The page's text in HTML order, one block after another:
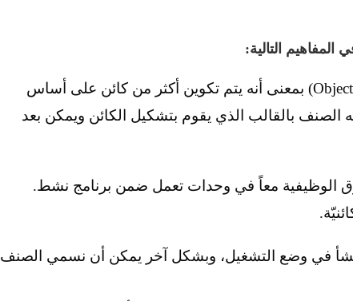
التالية:
وهو نموذج الوحدة الرئيسة لبناء الـكائن (Object) بمعنى أنه يتم تكوين أكثر من كائن على أساس
الصنف بالقالب الذي يقوم بتشكيل الكائن ويمكن بعد
الوظيفية معاً في وحدات تعمل ضمن برنامج نشط.
في وضع التشغيل، وبشكل آخر يمكن أن نسمي الصنف